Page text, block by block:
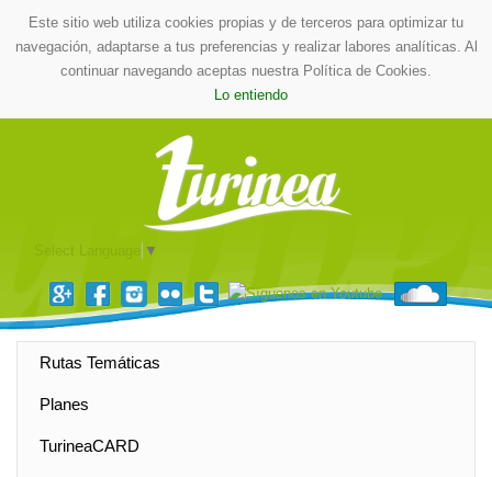
Este sitio web utiliza cookies propias y de terceros para optimizar tu
navegación, adaptarse a tus preferencias y realizar labores analíticas. Al
continuar navegando aceptas nuestra Política de Cookies.
Lo entiendo
▼
Rutas Temáticas
Planes
TurineaCARD